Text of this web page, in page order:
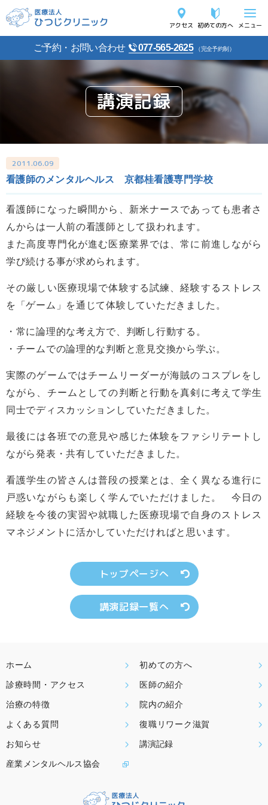
アクセス 初めての方へ メニュー
ご予約・お問い合わせ 077-565-2625 （完全予約制）
講演記録
2011.06.09
看護師のメンタルヘルス 京都桂看護専門学校
看護師になった瞬間から、新米ナースであっても患者さ
んからは一人前の看護師として扱われます。
また高度専門化が進む医療業界では、常に前進しながら
学び続ける事が求められます。
その厳しい医療現場で体験する試練、経験するストレス
を「ゲーム」を通じて体験していただきました。
・常に論理的な考え方で、判断し行動する。
・チームでの論理的な判断と意見交換から学ぶ。
実際のゲームではチームリーダーが海賊のコスプレをし
ながら、チームとしての判断と行動を真剣に考えて学生
同士でディスカッションしていただきました。
最後には各班での意見や感じた体験をファシリテートし
ながら発表・共有していただきました。
看護学生の皆さんは普段の授業とは、全く異なる進行に
戸惑いながらも楽しく学んでいただけました。 今日の
経験を今後の実習や就職した医療現場で自身のストレス
マネジメントに活かしていただければと思います。
トップページへ
講演記録一覧へ
ホーム 初めての方へ
診療時間・アクセス 医師の紹介
治療の特徴 院内の紹介
よくある質問 復職リワーク滋賀
お知らせ 講演記録
産業メンタルヘルス協会